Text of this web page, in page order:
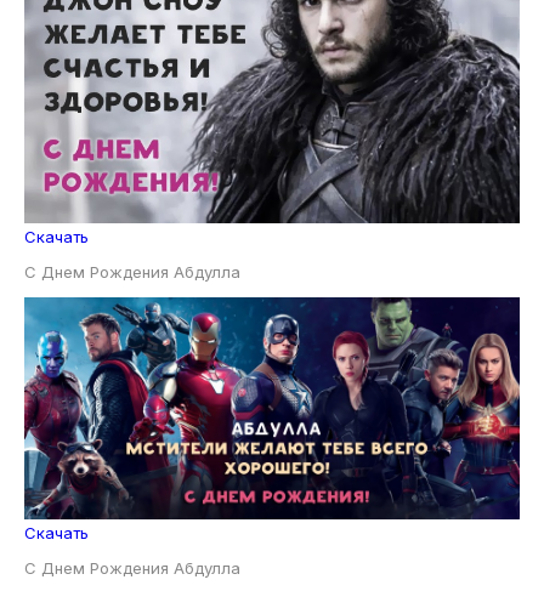
Скачать
С Днем Рождения Абдулла
Скачать
С Днем Рождения Абдулла